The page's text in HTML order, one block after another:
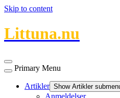
Skip to content
Littuna.nu
Primary Menu
Artikler Show Artikler
Anmeldelser